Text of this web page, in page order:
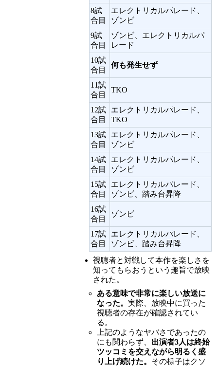
8試
合目
エレクトリカルパレード、
ゾンビ
9試
合目
ゾンビ、エレクトリカルパ
レード
10試
合目
何も発生せず
11試
合目
TKO
12試
合目
エレクトリカルパレード、
TKO
13試
合目
エレクトリカルパレード、
ゾンビ
14試
合目
エレクトリカルパレード、
ゾンビ
15試
合目
エレクトリカルパレード、
ゾンビ、踏み台昇降
16試
合目
ゾンビ
17試
合目
エレクトリカルパレード、
ゾンビ、踏み台昇降
視聴者と対戦して本作を楽しさを
知ってもらおうという趣旨で放映
された。
ある意味で非常に楽しい放送に
なった。 実際、放映中に買った
視聴者の存在が確認されてい
る。
上記のようなヤバさであったの
にも関わらず、 出演者3人は終始
ツッコミを交えながら明るく盛
り上げ続けた。 その様子はクソ